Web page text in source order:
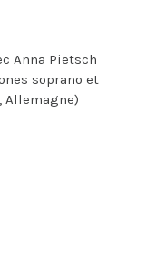
Anna Pietsch
soprano et
Allemagne)